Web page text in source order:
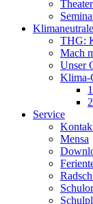
Theater
THG:
Mach
Unser
Klima-
Service
Mensa